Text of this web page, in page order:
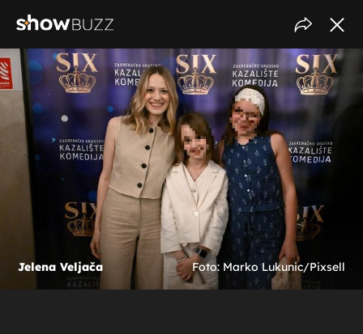
Jelena Veljača Foto: Marko Lukunic/Pixsell